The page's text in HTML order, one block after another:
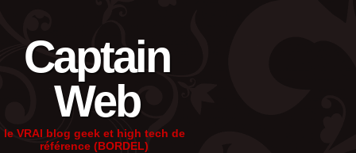
Captain
Web
le VRAI blog geek et high tech de
référence (BORDEL)